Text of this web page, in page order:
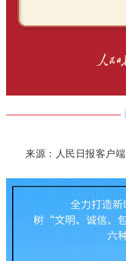
来源：人民日报客户端